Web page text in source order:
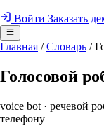
Войти Заказать
Главная / Словарь /
Голосовой
voice bot · речевой
телефону